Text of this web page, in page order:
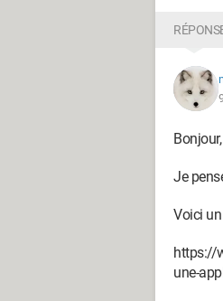
Bonjour,
Je
Voici
https://
une-